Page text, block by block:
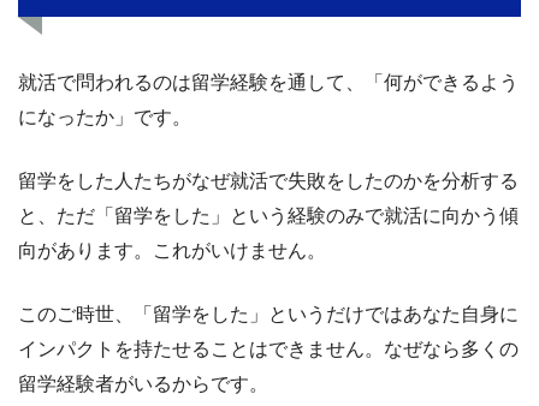
就活で問われるのは留学経験を通して、「何ができるよう
になったか」です。
留学をした人たちがなぜ就活で失敗をしたのかを分析する
と、ただ「留学をした」という経験のみで就活に向かう傾
向があります。これがいけません。
このご時世、「留学をした」というだけではあなた自身に
インパクトを持たせることはできません。なぜなら多くの
留学経験者がいるからです。